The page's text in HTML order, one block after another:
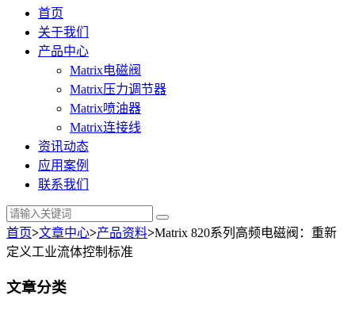
首页
关于我们
产品中心
Matrix电磁阀
Matrix压力调节器
Matrix喷油器
Matrix连接线
资讯动态
应用案例
联系我们
首页>文章中心>产品资料>Matrix 820系列高频电磁阀：重新
定义工业流体控制标准
文章分类